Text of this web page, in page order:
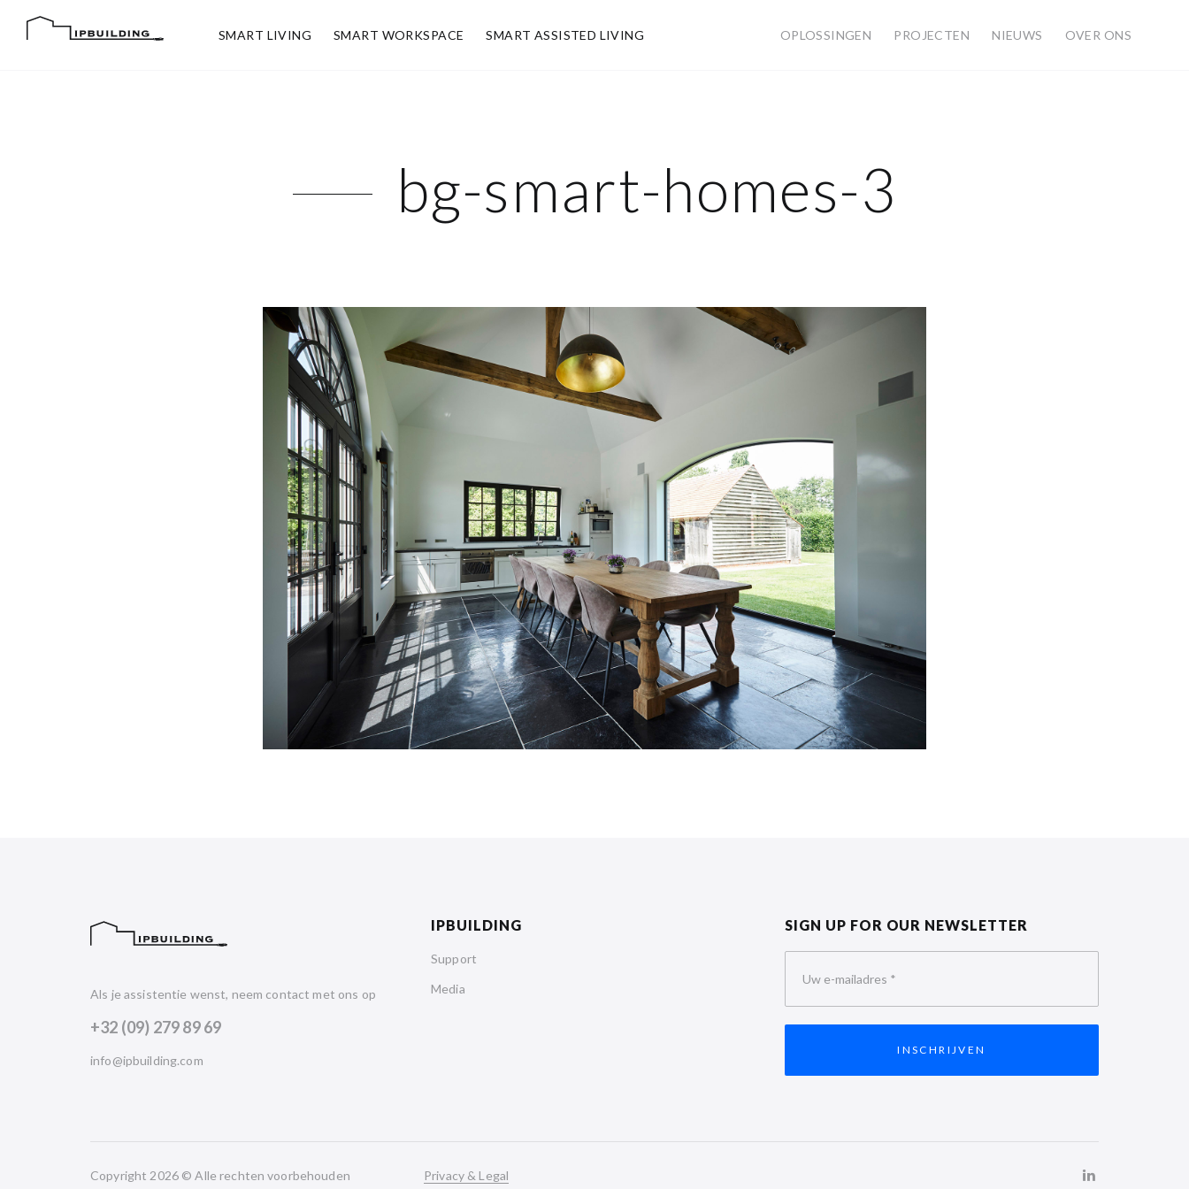
SMART LIVING SMART WORKSPACE SMART ASSISTED LIVING OPLOSSINGEN PROJECTEN NIEUWS OVER ONS
bg-smart-homes-3
Als je assistentie wenst, neem contact met ons op
+32 (09) 279 89 69
info@ipbuilding.com
IPBUILDING
Support
Media
SIGN UP FOR OUR NEWSLETTER
Uw e-mailadres *
Copyright 2026 © Alle rechten voorbehouden Privacy & Legal